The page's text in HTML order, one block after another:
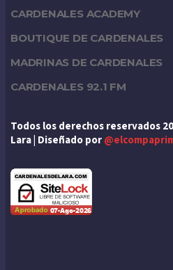
CARDENALES ACADEMY
BOUTIQUE DE CARDENALES
MADRINAS DE CARDENALES
CARDENALES 92.1 FM
Todos los derechos reservados
Lara | Diseñado por